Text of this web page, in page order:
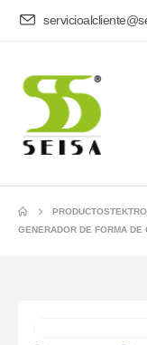
PRODUCTOS
GENERADOR DE FORMA DE